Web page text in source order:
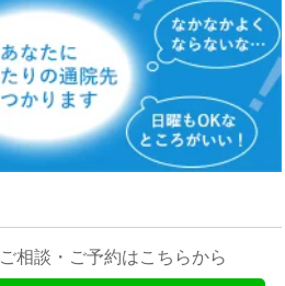
ご相談・ご予約はこちらから